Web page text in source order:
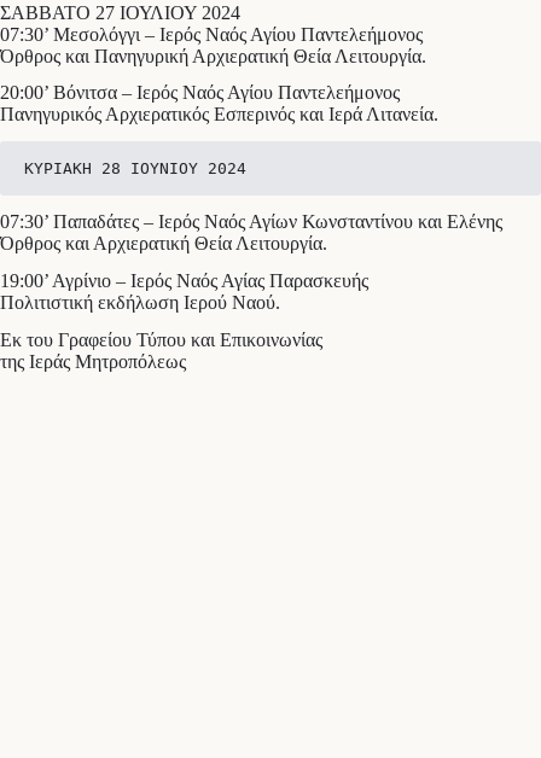
ΣΑΒΒΑΤΟ 27 ΙΟΥΛΙΟΥ 2024
07:30’ Μεσολόγγι – Ιερός Ναός Αγίου Παντελεήμονος
Όρθρος και Πανηγυρική Αρχιερατική Θεία Λειτουργία.
20:00’ Βόνιτσα – Ιερός Ναός Αγίου Παντελεήμονος
Πανηγυρικός Αρχιερατικός Εσπερινός και Ιερά Λιτανεία.
ΚΥΡΙΑΚΗ 28 ΙΟΥΝΙΟΥ 2024
07:30’ Παπαδάτες – Ιερός Ναός Αγίων Κωνσταντίνου και Ελένης
Όρθρος και Αρχιερατική Θεία Λειτουργία.
19:00’ Αγρίνιο – Ιερός Ναός Αγίας Παρασκευής
Πολιτιστική εκδήλωση Ιερού Ναού.
Εκ του Γραφείου Τύπου και Επικοινωνίας
της Ιεράς Μητροπόλεως